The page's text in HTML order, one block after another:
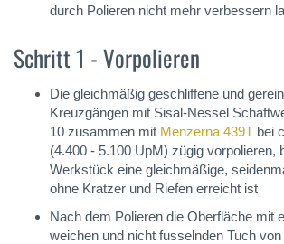
durch Polieren nicht mehr verbessern
Schritt 1 - Vorpolieren
Die gleichmäßig geschliffene und
Kreuzgängen mit Sisal-Nessel
10 zusammen mit Menzerna 439T bei
(4.400 - 5.100 UpM) zügig vorpolieren,
Werkstück eine gleichmäßige,
ohne Kratzer und Riefen erreicht ist
Nach dem Polieren die Oberfläche mit
weichen und nicht fusselnden Tuch von